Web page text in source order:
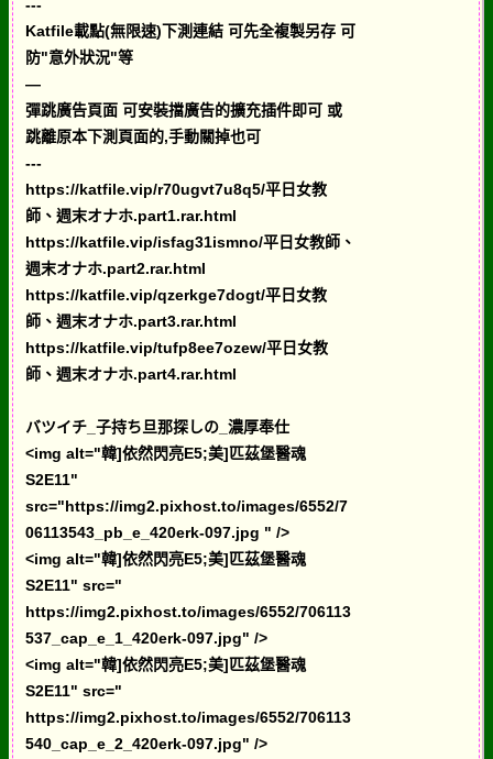
---
Katfile載點(無限速)下測連結 可先全複製另存 可
防"意外狀況"等
—
彈跳廣告頁面 可安裝擋廣告的擴充插件即可 或
跳離原本下測頁面的,手動關掉也可
---
https://katfile.vip/r70ugvt7u8q5/平日女教
師、週末オナホ.part1.rar.html
https://katfile.vip/isfag31ismno/平日女教師、
週末オナホ.part2.rar.html
https://katfile.vip/qzerkge7dogt/平日女教
師、週末オナホ.part3.rar.html
https://katfile.vip/tufp8ee7ozew/平日女教
師、週末オナホ.part4.rar.html
バツイチ_子持ち旦那探しの_濃厚奉仕
<img alt="韓]依然閃亮E5;美]匹茲堡醫魂
S2E11"
src="https://img2.pixhost.to/images/6552/7
06113543_pb_e_420erk-097.jpg " />
<img alt="韓]依然閃亮E5;美]匹茲堡醫魂
S2E11" src="
https://img2.pixhost.to/images/6552/706113
537_cap_e_1_420erk-097.jpg" />
<img alt="韓]依然閃亮E5;美]匹茲堡醫魂
S2E11" src="
https://img2.pixhost.to/images/6552/706113
540_cap_e_2_420erk-097.jpg" />